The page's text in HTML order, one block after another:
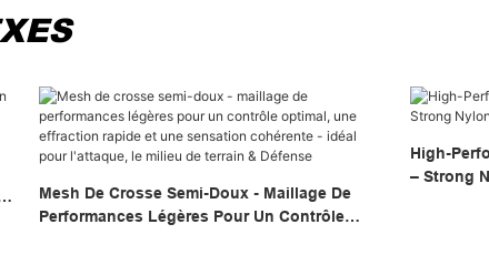
Mesh De Crosse Semi-Doux - Maillage De
Performances Légères Pour Un Contrôle
High-
– Strong